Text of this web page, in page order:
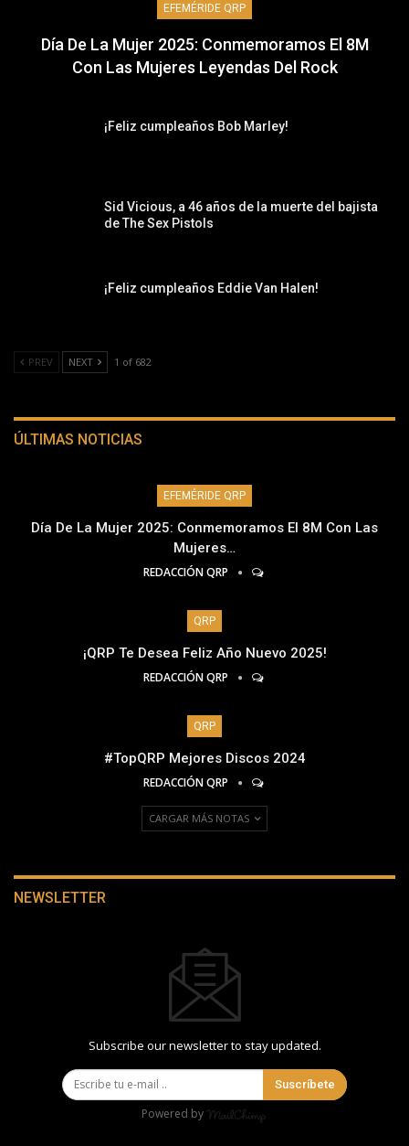
EFEMÉRIDE QRP
Día De La Mujer 2025: Conmemoramos El 8M
Con Las Mujeres Leyendas Del Rock
¡Feliz cumpleaños Bob Marley!
Sid Vicious, a 46 años de la muerte del bajista
de The Sex Pistols
¡Feliz cumpleaños Eddie Van Halen!
PREV NEXT 1 of 682
ÚLTIMAS NOTICIAS
EFEMÉRIDE QRP
Día De La Mujer 2025: Conmemoramos El 8M Con Las
Mujeres…
REDACCIÓN QRP
QRP
¡QRP Te Desea Feliz Año Nuevo 2025!
REDACCIÓN QRP
QRP
#TopQRP Mejores Discos 2024
REDACCIÓN QRP
CARGAR MÁS NOTAS
NEWSLETTER
Subscribe our newsletter to stay updated.
Suscríbete
Powered by